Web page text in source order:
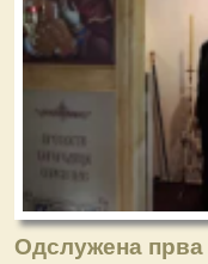
Одслужена прва